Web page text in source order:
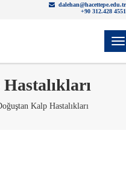
dalehan@hacettepe.edu.tr
+90 312.428 4551
Kalp Hastalıkları